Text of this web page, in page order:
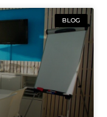
BLOG